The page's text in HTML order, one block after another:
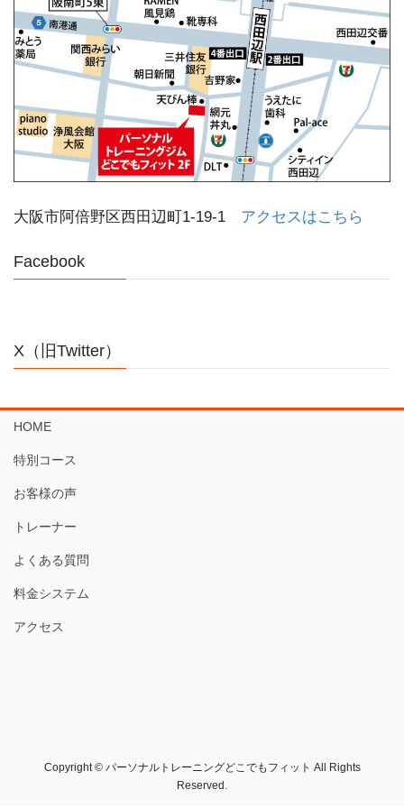
大阪市阿倍野区西田辺町1-19-1 アクセスはこちら
Facebook
X（旧Twitter）
HOME
特別コース
お客様の声
トレーナー
よくある質問
料金システム
アクセス
Copyright © パーソナルトレーニングどこでもフィット All Rights
Reserved.